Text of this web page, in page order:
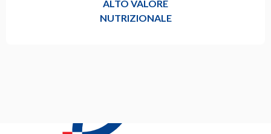
ALTO VALORE
NUTRIZIONALE